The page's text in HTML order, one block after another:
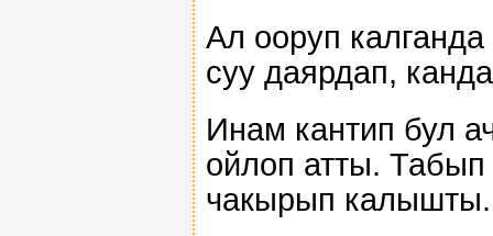
Ал ооруп
суу даярдап,
Инам кантип бул
ойлоп атты. Табып
чакырып калышты.